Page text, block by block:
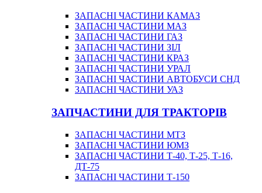
ЗАПАСНІ ЧАСТИНИ КАМАЗ
ЗАПАСНІ ЧАСТИНИ МАЗ
ЗАПАСНІ ЧАСТИНИ ГАЗ
ЗАПАСНІ ЧАСТИНИ ЗІЛ
ЗАПАСНІ ЧАСТИНИ КРАЗ
ЗАПАСНІ ЧАСТИНИ УРАЛ
ЗАПАСНІ ЧАСТИНИ АВТОБУСИ СНД
ЗАПАСНІ ЧАСТИНИ УАЗ
ЗАПЧАСТИНИ ДЛЯ ТРАКТОРІВ
ЗАПАСНІ ЧАСТИНИ МТЗ
ЗАПАСНІ ЧАСТИНИ ЮМЗ
ЗАПАСНІ ЧАСТИНИ Т-40, Т-25, Т-16,
ДТ-75
ЗАПАСНІ ЧАСТИНИ Т-150